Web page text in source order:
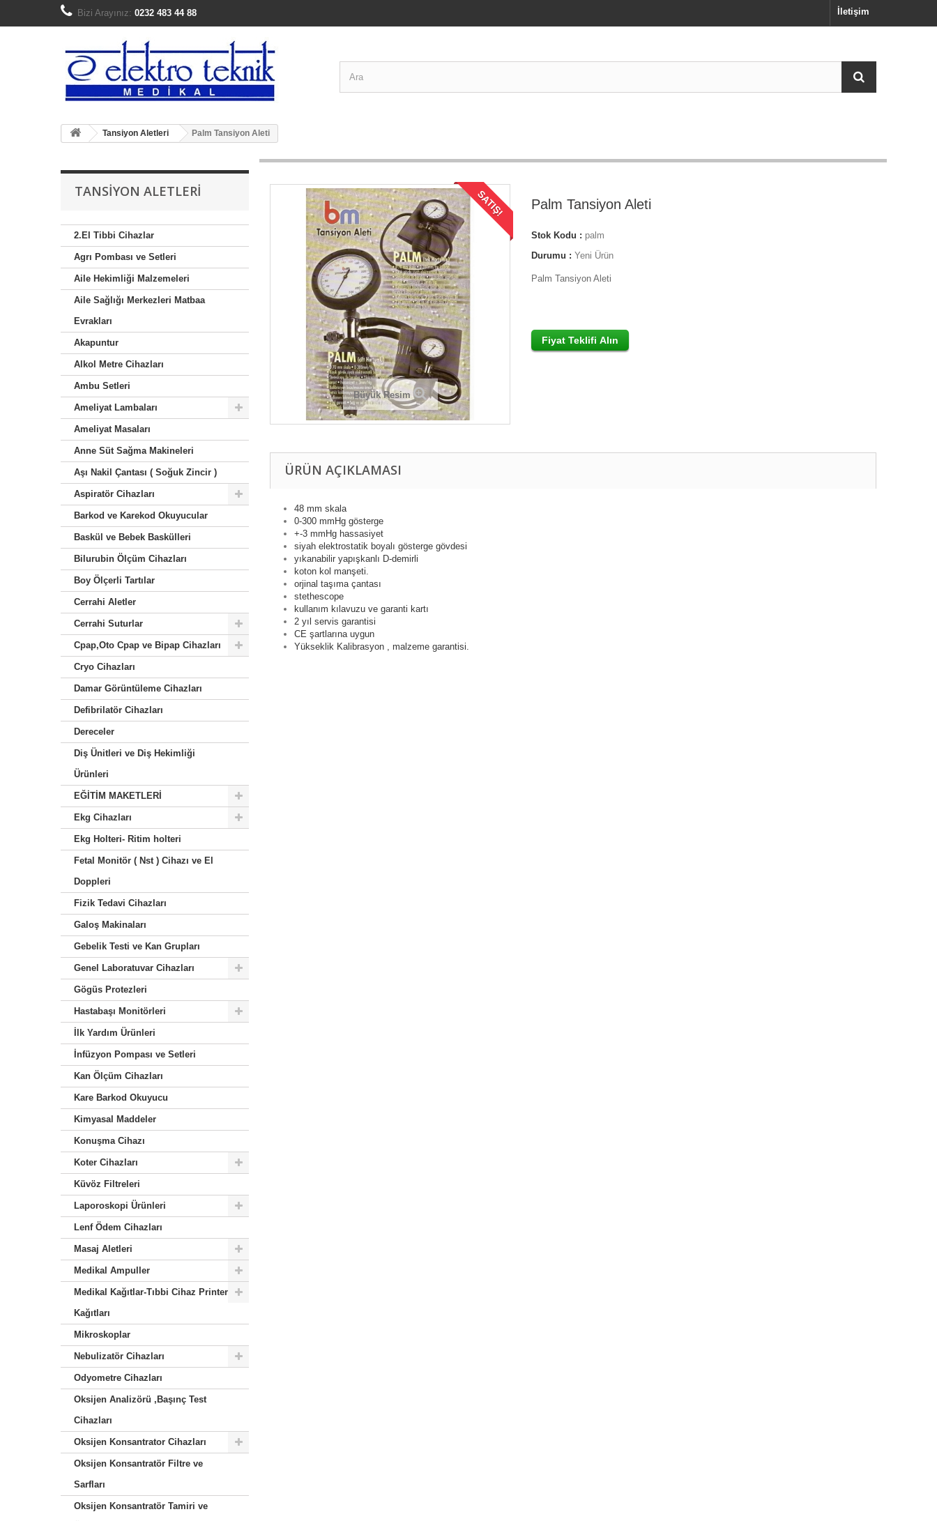
İletişim
Bizi Arayınız: 0232 483 44 88
Tansiyon Aletleri Palm Tansiyon Aleti
TANSIYON ALETLERI
2.El Tibbi Cihazlar
Agrı Pombası ve Setleri
Aile Hekimliği Malzemeleri
Aile Sağlığı Merkezleri Matbaa
Evrakları
Akapuntur
Alkol Metre Cihazları
Ambu Setleri
Ameliyat Lambaları
Ameliyat Masaları
Anne Süt Sağma Makineleri
Aşı Nakil Çantası ( Soğuk Zincir )
Aspiratör Cihazları
Barkod ve Karekod Okuyucular
Baskül ve Bebek Baskülleri
Bilurubin Ölçüm Cihazları
Boy Ölçerli Tartılar
Cerrahi Aletler
Cerrahi Suturlar
Cpap,Oto Cpap ve Bipap Cihazları
Cryo Cihazları
Damar Görüntüleme Cihazları
Defibrilatör Cihazları
Dereceler
Diş Ünitleri ve Diş Hekimliği
Ürünleri
EĞİTİM MAKETLERİ
Ekg Cihazları
Ekg Holteri- Ritim holteri
Fetal Monitör ( Nst ) Cihazı ve El
Doppleri
Fizik Tedavi Cihazları
Galoş Makinaları
Gebelik Testi ve Kan Grupları
Genel Laboratuvar Cihazları
Gögüs Protezleri
Hastabaşı Monitörleri
İlk Yardım Ürünleri
İnfüzyon Pompası ve Setleri
Kan Ölçüm Cihazları
Kare Barkod Okuyucu
Kimyasal Maddeler
Konuşma Cihazı
Koter Cihazları
Küvöz Filtreleri
Laporoskopi Ürünleri
Lenf Ödem Cihazları
Masaj Aletleri
Medikal Ampuller
Medikal Kağıtlar-Tıbbi Cihaz Printer
Kağıtları
Mikroskoplar
Nebulizatör Cihazları
Odyometre Cihazları
Oksijen Analizörü ,Başınç Test
Cihazları
Oksijen Konsantrator Cihazları
Oksijen Konsantratör Filtre ve
Sarfları
Oksijen Konsantratör Tamiri ve
SATIŞ!
Büyük Resim
Palm Tansiyon Aleti
Stok Kodu : palm
Durumu : Yeni Ürün
Palm Tansiyon Aleti
ÜRÜN AÇIKLAMASI
48 mm skala
0-300 mmHg gösterge
+-3 mmHg hassasiyet
siyah elektrostatik boyalı gösterge gövdesi
yıkanabilir yapışkanlı D-demirli
koton kol manşeti.
orjinal taşıma çantası
stethescope
kullanım kılavuzu ve garanti kartı
2 yıl servis garantisi
CE şartlarına uygun
Yükseklik Kalibrasyon , malzeme garantisi.